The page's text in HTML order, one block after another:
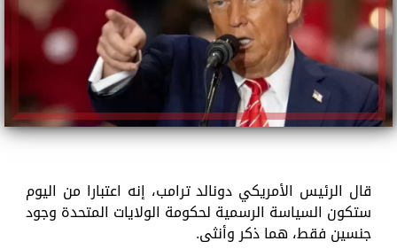
قال الرئيس الأمريكي دونالد ترامب، إنه اعتبارا من اليوم
ستكون السياسة الرسمية لحكومة الولايات المتحدة وجود
جنسين فقط، هما ذكر وأنثى.